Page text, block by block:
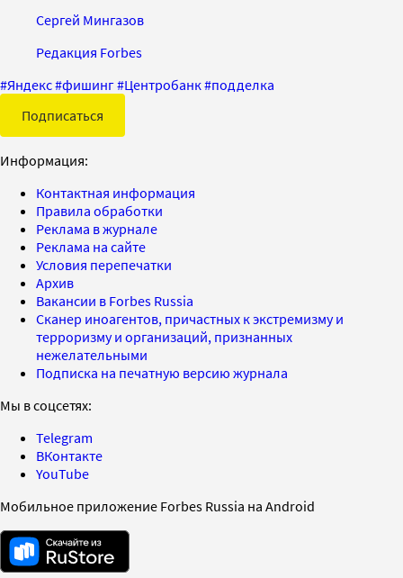
Сергей Мингазов
Редакция Forbes
#Яндекс#фишинг#Центробанк#подделка
Подписаться
Информация:
Контактная информация
Правила обработки
Реклама в журнале
Реклама на сайте
Условия перепечатки
Архив
Вакансии в Forbes Russia
Сканер иноагентов, причастных к экстремизму и
терроризму и организаций, признанных
нежелательными
Подписка на печатную версию журнала
Мы в соцсетях:
Telegram
ВКонтакте
YouTube
Мобильное приложение Forbes Russia на Android